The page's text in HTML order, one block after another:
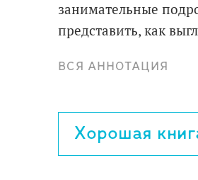
занимательные
представить, как
историческая
Книга создавалась
широкого круга
объемные
раздвижные
ВСЯ АННОТАЦИЯ
Хорошая